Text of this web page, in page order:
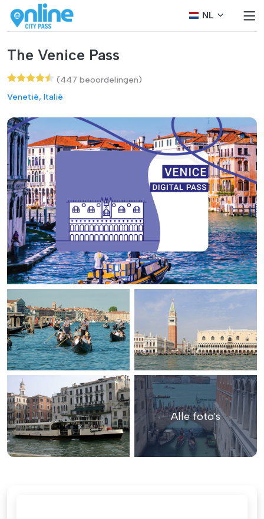
NL
The Venice Pass
(447 beoordelingen)
Venetië, Italië
Alle foto's